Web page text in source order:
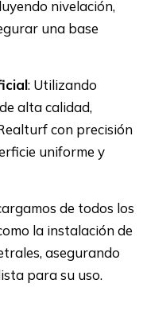
nivelación,
una base
: Utilizando
alta calidad,
con precisión
uniforme y
de todos los
la instalación de
asegurando
para su uso.